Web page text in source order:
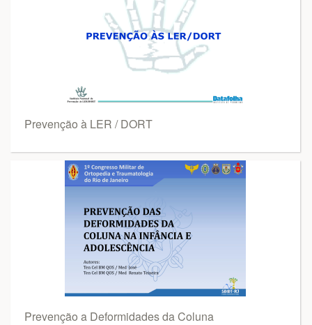
Prevenção à LER / DORT
Prevenção a Deformidades da Coluna